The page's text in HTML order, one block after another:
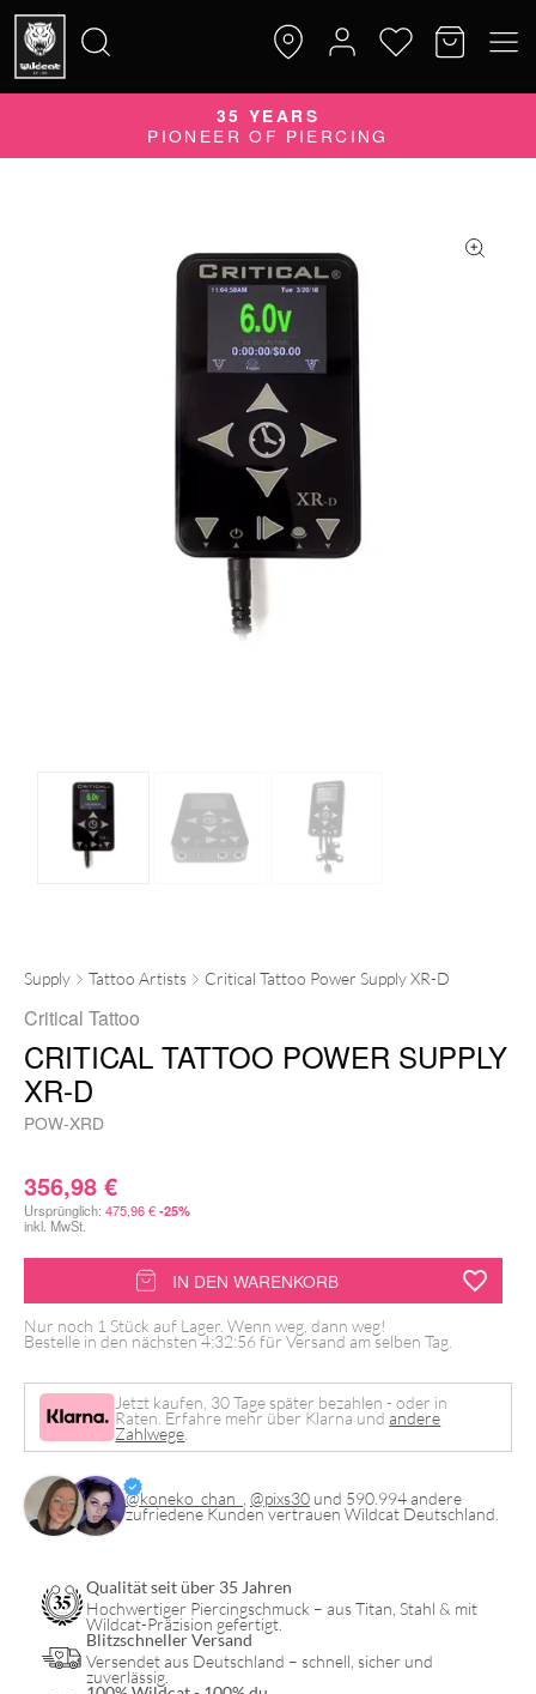
nach:
35 YEARS
PIONEER OF PIERCING
QUALITY DOES MATTER
QUALITÄTSPRODUKTE MADE IN GERMANY
Supply Tattoo Artists Critical Tattoo Power Supply XR-D
Critical Tattoo
CRITICAL TATTOO POWER SUPPLY
XR-D
POW-XRD
356,98 €
Ursprünglich: 475,96€ -25%
inkl. MwSt.
Tattoo
Power
XR-
Menge
IN DEN WARENKORB
Nur noch 1 Stück auf Lager. Wenn weg, dann weg!
Bestelle in den nächsten4:32:55für Versand am selben Tag.
Jetzt kaufen, 30 Tage später bezahlen - oder in
Raten. Erfahre mehr über Klarna undandere
Zahlwege
@koneko_chan_ @pixs30 und 590.994 andere
zufriedene Kunden vertrauen Wildcat Deutschland.
Qualität seit über 35 Jahren
Hochwertiger Piercingschmuck – aus Titan, Stahl & mit
Wildcat-Präzision gefertigt.
Blitzschneller Versand
Versendet aus Deutschland – schnell, sicher und
zuverlässig.